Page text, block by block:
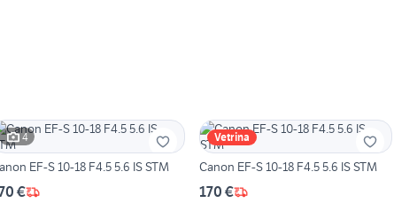
4
Canon EF-S 10-18 F4.5 5.6 IS STM
€
Vetrina
Canon EF-S 10-18 F4.5 5.6 IS STM
170 €